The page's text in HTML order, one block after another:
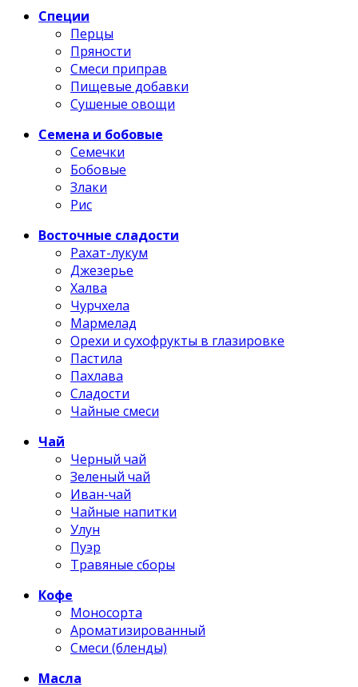
Специи
Перцы
Пряности
Смеси приправ
Пищевые добавки
Сушеные овощи
Семена и бобовые
Семечки
Бобовые
Злаки
Рис
Восточные сладости
Рахат-лукум
Джезерье
Халва
Чурчхела
Мармелад
Орехи и сухофрукты в глазировке
Пастила
Пахлава
Сладости
Чайные смеси
Чай
Черный чай
Зеленый чай
Иван-чай
Чайные напитки
Улун
Пуэр
Травяные сборы
Кофе
Моносорта
Ароматизированный
Смеси (бленды)
Масла